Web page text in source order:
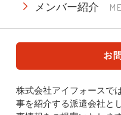
メンバー紹介
株式会社アイフォースで
事を紹介する派遣会社と